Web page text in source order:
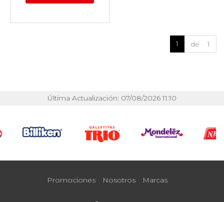
1 de 1
Última Actualización: 07/08/2026 11:10
Promociones Nosotros Marcas